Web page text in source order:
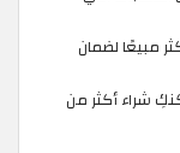
مبيعًا لضمان
شراء أكثر من